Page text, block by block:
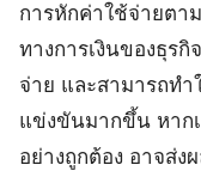
การหักค่าใช้จ่ายตา
ทางการเงินของธุร
จ่าย และสามารถท
แข่งขันมากขึ้น หาก
อย่างถูกต้อง อาจส่ง